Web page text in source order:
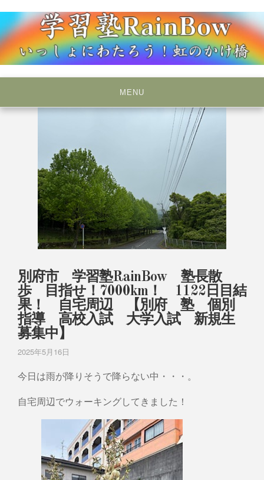
to
content
学習塾RainBow
MENU
別府市 学習塾RainBow 塾長散
歩 目指せ！7000km！ 1122日目結
果！ 自宅周辺 【別府 塾 個別
指導 高校入試 大学入試 新規生
募集中】
2025年5月16日
今日は雨が降りそうで降らない中・・・。
自宅周辺でウォーキングしてきました！